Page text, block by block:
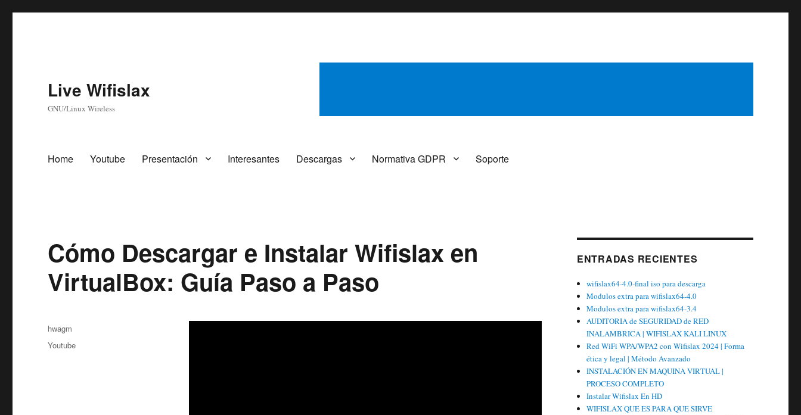
Live Wifislax
GNU/Linux Wireless
Home Youtube Presentación Interesantes Descargas Normativa GDPR Soporte
Cómo Descargar e Instalar Wifislax en
VirtualBox: Guía Paso a Paso
Autor
hwagm
Publicado
Categorías
Youtube
ENTRADAS RECIENTES
wifislax64-4.0-final iso para descarga
Modulos extra para wifislax64-4.0
Modulos extra para wifislax64-3.4
AUDITORIA de SEGURIDAD de RED
INALAMBRICA | WIFISLAX KALI LINUX
Red WiFi WPA/WPA2 con Wifislax 2024 | Forma
ética y legal | Método Avanzado
INSTALACIÓN EN MAQUINA VIRTUAL |
PROCESO COMPLETO
Instalar Wifislax En HD
WIFISLAX QUE ES PARA QUE SIRVE